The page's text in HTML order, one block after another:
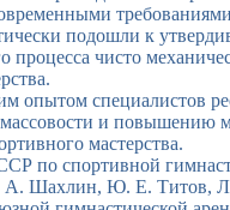
подошли к
процесса чисто
опытом специалистов
и повышению
мастерства.
по спортивной
А. Шахлин, Ю. Е. Титов,